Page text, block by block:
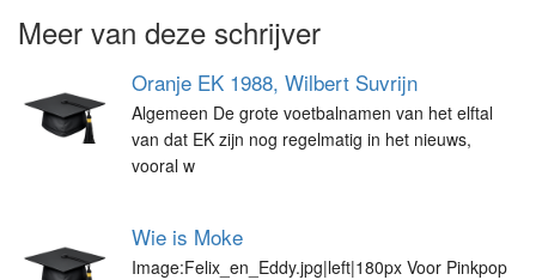
Meer van deze schrijver
Oranje EK 1988, Wilbert Suvrijn
Algemeen De grote voetbalnamen van het elftal
van dat EK zijn nog regelmatig in het nieuws,
vooral w
Wie is Moke
Image:Felix_en_Eddy.jpg|left|180px Voor Pinkpop